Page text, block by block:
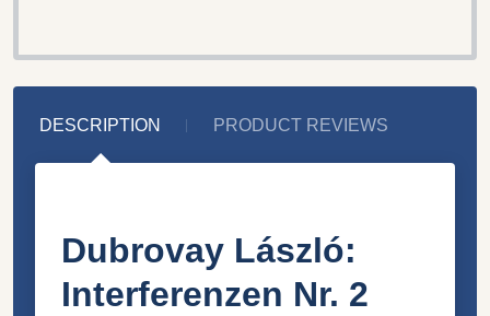
DESCRIPTION PRODUCT REVIEWS
Dubrovay László:
Interferenzen Nr. 2